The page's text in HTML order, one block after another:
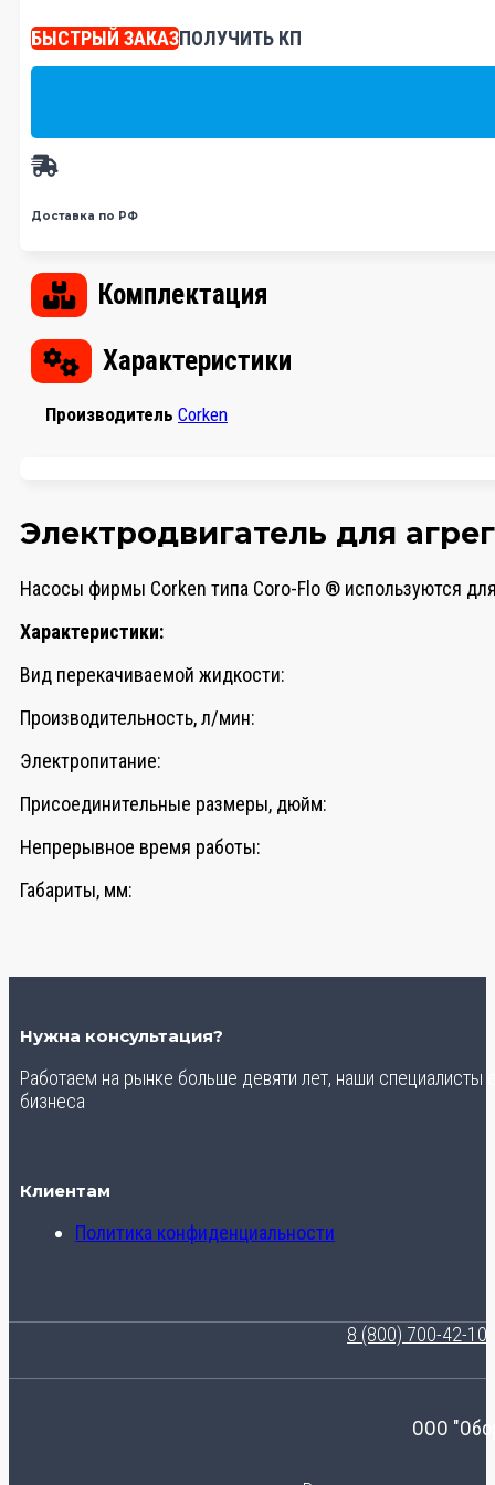
БЫСТРЫЙ ЗАКАЗПОЛУЧИТЬ КП
Доставка по РФ
Комплектация
Характеристики
Производитель Corken
Электродвигатель для
Насосы фирмы Corken типа Coro-Flo ® используются
Характеристики:
Вид перекачиваемой жидкости:
Производительность, л/мин:
Электропитание:
Присоединительные размеры, дюйм:
Непрерывное время работы:
Габариты, мм:
Нужна консультация?
Работаем на рынке больше девяти лет, наши
бизнеса
Клиентам
Политика конфиденциальности
8 (800) 700-42-10
ООО